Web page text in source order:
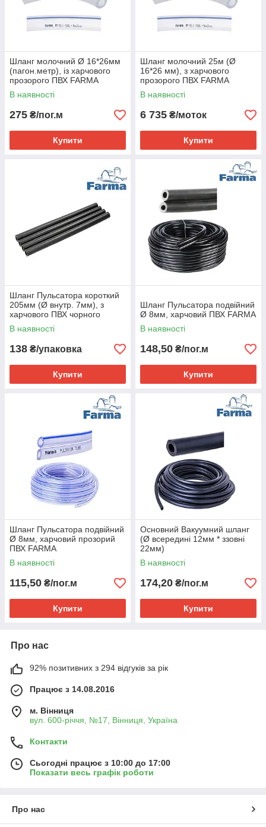
Шланг молочний Ø 16*26мм
(пагон.метр), із харчового
прозорого ПВХ FARMA
(Нідерланди)
В наявності
275 ₴/пог.м
Купити
Шланг молочний 25м (Ø
16*26 мм), з харчового
прозорого ПВХ FARMA
(Нідерланди)
В наявності
6 735 ₴/моток
Купити
Шланг Пульсатора короткий
205мм (Ø внутр. 7мм), з
харчового ПВХ чорного
кольору (уп/4 шт) FARMA
(Нідерланди)
В наявності
138 ₴/упаковка
Купити
Шланг Пульсатора подвійний
Ø 8мм, харчовий ПВХ FARMA
В наявності
148,50 ₴/пог.м
Купити
Шланг Пульсатора подвійний
Ø 8мм, харчовий прозорий
ПВХ FARMA
В наявності
115,50 ₴/пог.м
Купити
Основний Вакуумний шланг
(Ø всередині 12мм * ззовні
22мм)
В наявності
174,20 ₴/пог.м
Купити
Про нас
92% позитивних з 294 відгуків за рік
Працює з 14.08.2016
м. Вінниця
вул. 600-річчя, №17, Вінниця, Україна
Контакти
Сьогодні працює з 10:00 до 17:00
Показати весь графік роботи
Про нас